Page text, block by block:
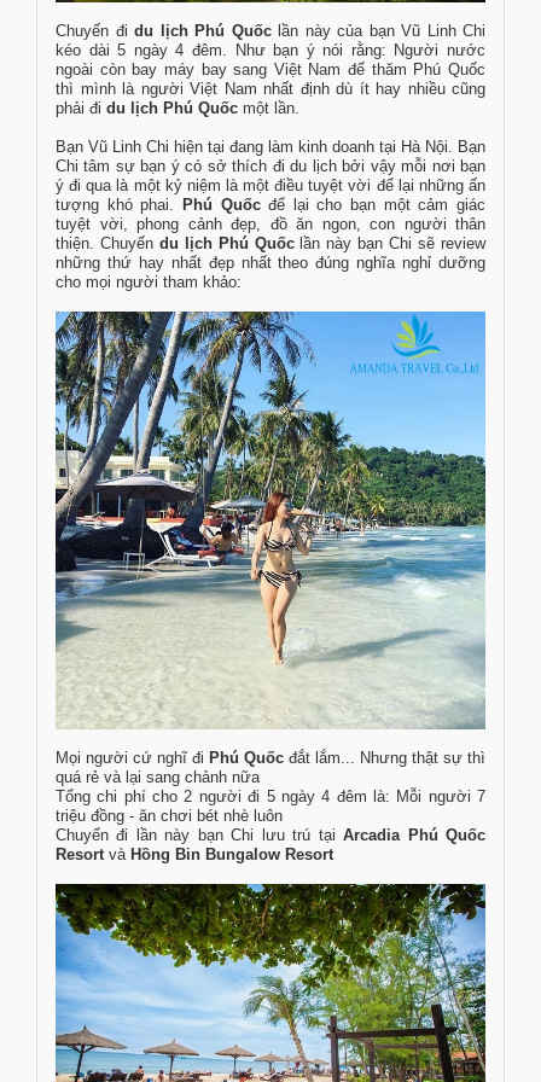
Chuyến đi du lịch Phú Quốclần này của bạn Vũ Linh Chi
kéo dài 5 ngày 4 đêm. Như bạn ý nói rằng: Người nước
ngoài còn bay máy bay sang Việt Nam để thăm Phú Quốc
thì mình là người Việt Nam nhất định dù ít hay nhiều cũng
phải đi du lịch Phú Quốc một lần.
Bạn Vũ Linh Chi hiện tại đang làm kinh doanh tại Hà Nội. Bạn
Chi tâm sự bạn ý có sở thích đi du lịch bởi vậy mỗi nơi bạn
ý đi qua là một kỷ niệm là một điều tuyệt vời để lại những ấn
tượng khó phai. Phú Quốcđể lại cho bạn một cảm giác
tuyệt vời, phong cảnh đẹp, đồ ăn ngon, con người thân
thiện. Chuyến du lịch Phú Quốclần này bạn Chi sẽ review
những thứ hay nhất đẹp nhất theo đúng nghĩa nghỉ dưỡng
cho mọi người tham khảo:
Mọi người cứ nghĩ đi Phú Quốc đắt lắm... Nhưng thật sự thì
quá rẻ và lại sang chảnh nữa
Tổng chi phí cho 2 người đi 5 ngày 4 đêm là: Mỗi người 7
triệu đồng - ăn chơi bét nhè luôn
Chuyến đi lần này bạn Chi lưu trú tạiArcadia Phú Quốc
Resort và Hồng Bin Bungalow Resort